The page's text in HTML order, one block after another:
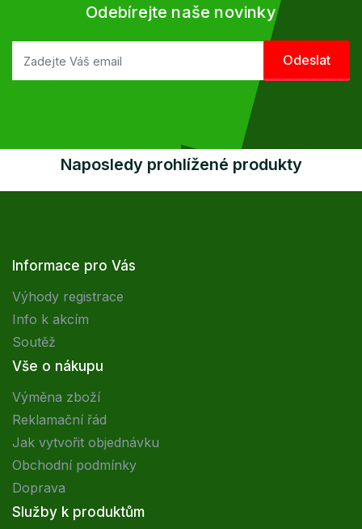
Odebírejte naše novinky
Naposledy prohlížené produkty
Informace pro Vás
Výhody registrace
Info k akcím
Soutěž
Vše o nákupu
Výměna zboží
Reklamační řád
Jak vytvořit objednávku
Obchodní podmínky
Doprava
Služby k produktům